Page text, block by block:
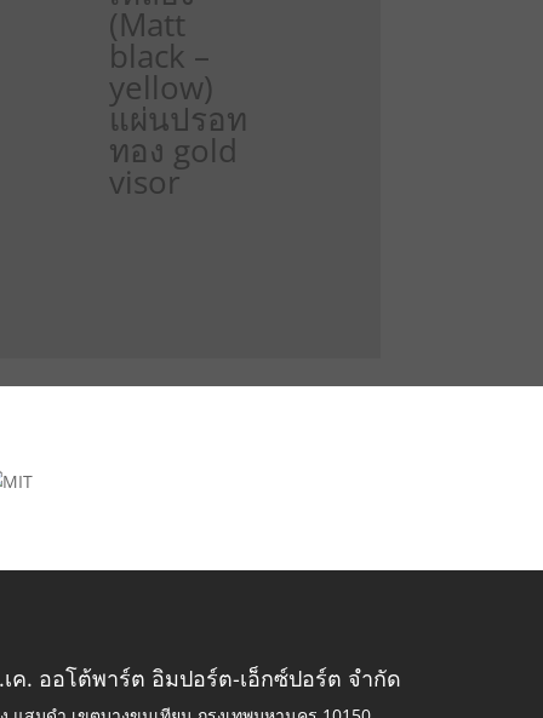
(Matt
black –
yellow)
แผ่นปรอท
ทอง gold
visor
ค. ออโต้พาร์ต อิมปอร์ต-เอ็กซ์ปอร์ต จำกัด